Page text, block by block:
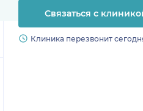
Связаться с
Клиника перезвонит